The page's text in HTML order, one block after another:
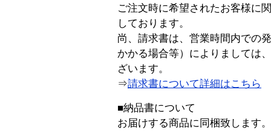
ご注文時に希望されたお客様に
しております。
尚、請求書は、営業時間内での
かかる場合等）によりましては
ざいます。
⇒請求書について詳細はこちら
■納品書について
お届けする商品に同梱致します。